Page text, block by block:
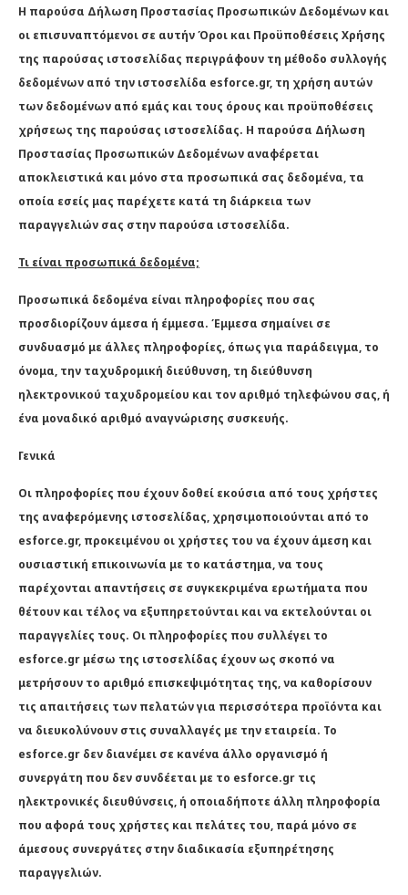
Η παρούσα Δήλωση Προστασίας Προσωπικών Δεδομένων και
οι επισυναπτόμενοι σε αυτήν Όροι και Προϋποθέσεις Χρήσης
της παρούσας ιστοσελίδας περιγράφουν τη μέθοδο συλλογής
δεδομένων από την ιστοσελίδα esforce.gr, τη χρήση αυτών
των δεδομένων από εμάς και τους όρους και προϋποθέσεις
χρήσεως της παρούσας ιστοσελίδας. Η παρούσα Δήλωση
Προστασίας Προσωπικών Δεδομένων αναφέρεται
αποκλειστικά και μόνο στα προσωπικά σας δεδομένα, τα
οποία εσείς μας παρέχετε κατά τη διάρκεια των
παραγγελιών σας στην παρούσα ιστοσελίδα.
Τι είναι προσωπικά δεδομένα;
Προσωπικά δεδομένα είναι πληροφορίες που σας
προσδιορίζουν άμεσα ή έμμεσα. Έμμεσα σημαίνει σε
συνδυασμό με άλλες πληροφορίες, όπως για παράδειγμα, το
όνομα, την ταχυδρομική διεύθυνση, τη διεύθυνση
ηλεκτρονικού ταχυδρομείου και τον αριθμό τηλεφώνου σας, ή
ένα μοναδικό αριθμό αναγνώρισης συσκευής.
Γενικά
Οι πληροφορίες που έχουν δοθεί εκούσια από τους χρήστες
της αναφερόμενης ιστοσελίδας, χρησιμοποιούνται από το
esforce.gr, προκειμένου οι χρήστες του να έχουν άμεση και
ουσιαστική επικοινωνία με το κατάστημα, να τους
παρέχονται απαντήσεις σε συγκεκριμένα ερωτήματα που
θέτουν και τέλος να εξυπηρετούνται και να εκτελούνται οι
παραγγελίες τους. Οι πληροφορίες που συλλέγει το
esforce.gr μέσω της ιστοσελίδας έχουν ως σκοπό να
μετρήσουν το αριθμό επισκεψιμότητας της, να καθορίσουν
τις απαιτήσεις των πελατών για περισσότερα προϊόντα και
να διευκολύνουν στις συναλλαγές με την εταιρεία. Το
esforce.gr δεν διανέμει σε κανένα άλλο οργανισμό ή
συνεργάτη που δεν συνδέεται με το esforce.gr τις
ηλεκτρονικές διευθύνσεις, ή οποιαδήποτε άλλη πληροφορία
που αφορά τους χρήστες και πελάτες του, παρά μόνο σε
άμεσους συνεργάτες στην διαδικασία εξυπηρέτησης
παραγγελιών.